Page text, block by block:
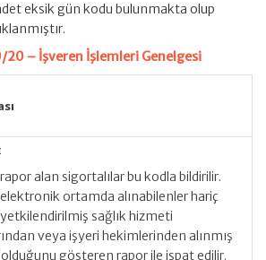
eksik gün kodu bulunmakta olup
20 – İşveren İşlemleri Genelgesi
alan sigortalılar bu kodla bildirilir.
ortamda alınabilenler hariç
sağlık hizmeti
veya işyeri hekimlerinden alınmış
gösteren rapor ile ispat edilir.